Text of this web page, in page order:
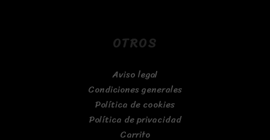
OTROS
Aviso legal
Condiciones generales
Política de cookies
Política de privacidad
Carrito